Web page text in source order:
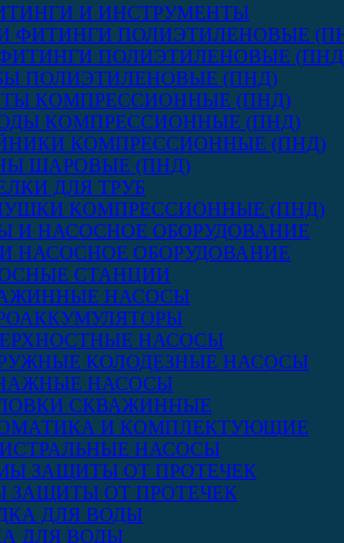
И ИНСТРУМЕНТЫ
ПОЛИЭТИЛЕНОВЫЕ
ПОЛИЭТИЛЕНОВЫЕ (ПНД)
КОМПРЕССИОННЫЕ (ПНД)
КОМПРЕССИОННЫЕ (ПНД)
КОМПРЕССИОННЫЕ (ПНД)
ШАРОВЫЕ (ПНД)
ДЛЯ ТРУБ
КОМПРЕССИОННЫЕ (ПНД)
НАСОСНОЕ ОБОРУДОВАНИЕ
СТАНЦИИ
НАСОСЫ
НАСОСЫ
КОЛОДЕЗНЫЕ НАСОСЫ
НАСОСЫ
СКВАЖИННЫЕ
И КОМПЛЕКТУЮЩИЕ
НАСОСЫ
ЗАЩИТЫ ОТ ПРОТЕЧЕК
ДЛЯ ВОДЫ